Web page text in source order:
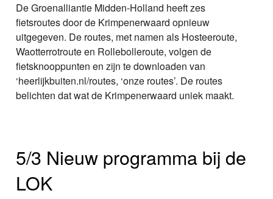
De Groenalliantie Midden-Holland heeft zes
fietsroutes door de Krimpenerwaard opnieuw
uitgegeven. De routes, met namen als Hosteeroute,
Waotterrotroute en Rollebolleroute, volgen de
fietsknooppunten en zijn te downloaden van
‘heerlijkbuiten.nl/routes, ‘onze routes’. De routes
belichten dat wat de Krimpenerwaard uniek maakt.
5/3 Nieuw programma bij de
LOK